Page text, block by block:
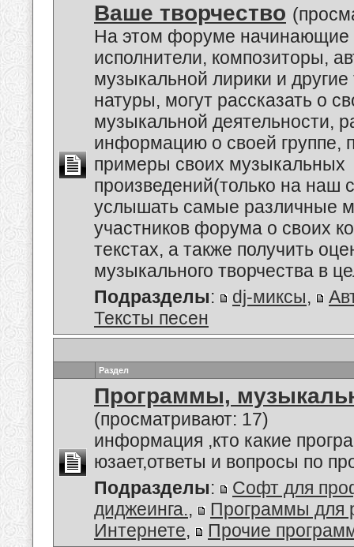
Ваше творчество
На этом форуме начинающие
исполнители, композиторы,
музыкальной лирики и другие
натуры, могут рассказать о
музыкальной деятельности,
информацию о своей группе,
примеры своих музыкальных
произведений(только на наш
услышать самые различные
участников форума о своих
текстах, а также получить
музыкального творчества в
Подразделы: dj-миксы,
Тексты песен
Раздел
Программы,
(просматривают: 17)
информация ,кто какие
юзает,ответы и вопросы по
Подразделы:
Софт для
диджеинга.,
Программы для
Интернете, Прочие